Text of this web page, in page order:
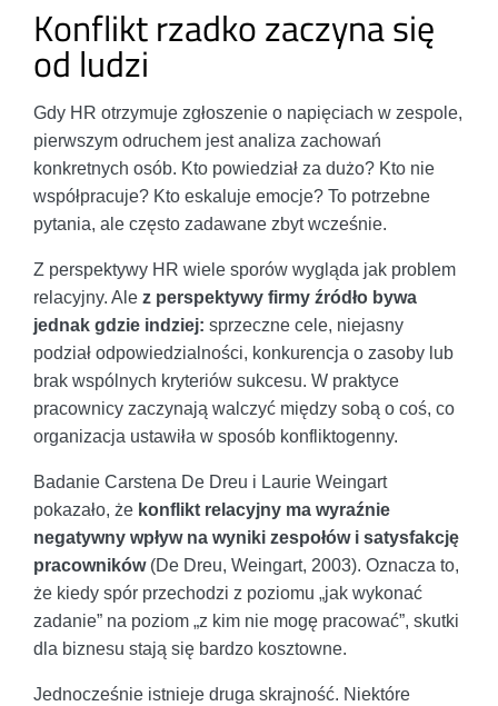
Konflikt rzadko zaczyna się
od ludzi
Gdy HR otrzymuje zgłoszenie o napięciach w zespole,
pierwszym odruchem jest analiza zachowań
konkretnych osób. Kto powiedział za dużo? Kto nie
współpracuje? Kto eskaluje emocje? To potrzebne
pytania, ale często zadawane zbyt wcześnie.
Z perspektywy HR wiele sporów wygląda jak problem
relacyjny. Ale z perspektywy firmy źródło bywa
jednak gdzie indziej: sprzeczne cele, niejasny
podział odpowiedzialności, konkurencja o zasoby lub
brak wspólnych kryteriów sukcesu. W praktyce
pracownicy zaczynają walczyć między sobą o coś, co
organizacja ustawiła w sposób konfliktogenny.
Badanie Carstena De Dreu i Laurie Weingart
pokazało, że konflikt relacyjny ma wyraźnie
negatywny wpływ na wyniki zespołów i satysfakcję
pracowników(De Dreu, Weingart, 2003). Oznacza to,
że kiedy spór przechodzi z poziomu „jak wykonać
zadanie” na poziom „z kim nie mogę pracować”, skutki
dla biznesu stają się bardzo kosztowne.
Jednocześnie istnieje druga skrajność. Niektóre